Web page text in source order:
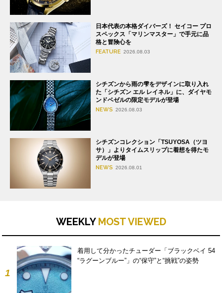
日本代表の本格ダイバーズ！ セイコー プロ
スペックス「マリンマスター」で手元に品
格と冒険心を
FEATURE 2026.08.03
シチズンから雨の雫をデザインに取り入れ
た「シチズン エル レイネル」に、ダイヤモ
ンドベゼルの限定モデルが登場
NEWS 2026.08.03
シチズンコレクション「TSUYOSA（ツヨ
サ）」よりタイムスリップに着想を得たモ
デルが登場
NEWS 2026.08.01
WEEKLY MOST VIEWED
1
着用して分かったチューダー「ブラックベイ 54
“ラグーンブルー”」の“保守”と“挑戦”の姿勢